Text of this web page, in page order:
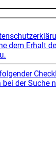
dem Erhalt
der Suche